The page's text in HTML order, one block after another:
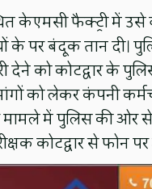
केएमसी फैक्ट्री में
के पर बंदूक तान दी।
देने को कोटद्वार के
को लेकर कंपनी
में पुलिस की ओर से
कोटद्वार से फोन